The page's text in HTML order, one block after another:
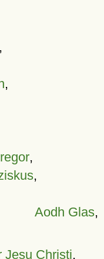
,
,
,
Aodh Glas,
Jesu Christi,